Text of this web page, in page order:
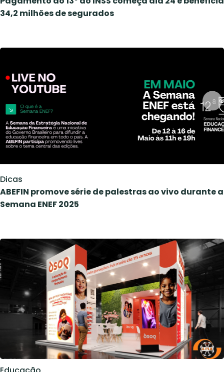
34,2 milhões de segurados
Dicas
ABEFIN promove série de palestras ao vivo durante a
Semana ENEF 2025